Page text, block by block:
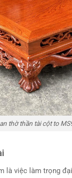
thờ thần tài cột to
là việc làm trọng